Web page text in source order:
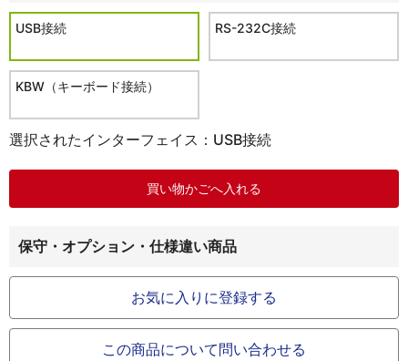
USB接続 RS-232C接続
KBW（キーボード接続）
選択されたインターフェイス：USB接続
保守・オプション・仕様違い商品
お気に入りに登録する
この商品について問い合わせる